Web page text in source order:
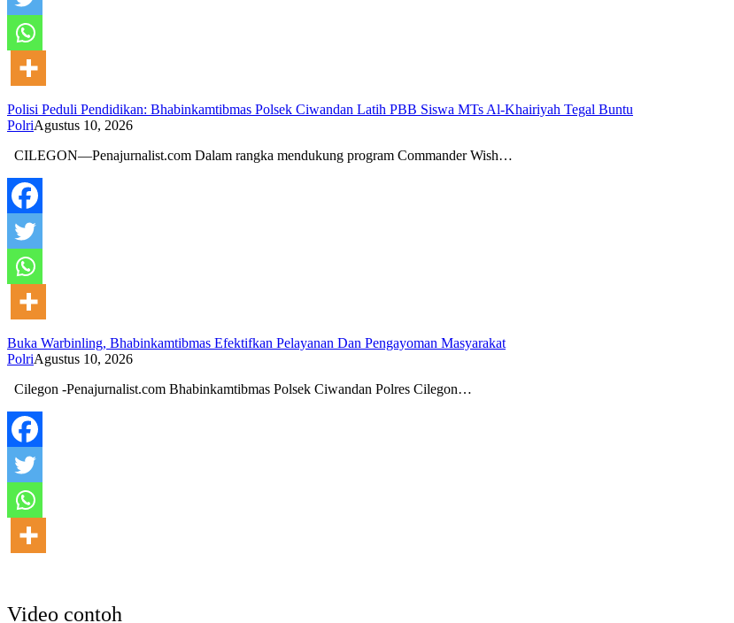
Polisi Peduli Pendidikan: Bhabinkamtibmas Polsek Ciwandan Latih PBB Siswa MTs Al-Khairiyah Tegal Buntu
PolriAgustus 10, 2026
CILEGON—Penajurnalist.com Dalam rangka mendukung program Commander Wish…
Buka Warbinling, Bhabinkamtibmas Efektifkan Pelayanan Dan Pengayoman Masyarakat
PolriAgustus 10, 2026
Cilegon -Penajurnalist.com Bhabinkamtibmas Polsek Ciwandan Polres Cilegon…
Video contoh